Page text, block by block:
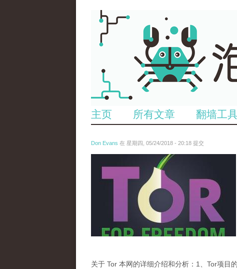
主页 所有文章 翻墙工
Don Evans 在 星期四, 05/24/2018 - 20:18 提交
wechatimg1098.jpeg
关于 Tor 本网的详细介绍和分析：1、Tor项目